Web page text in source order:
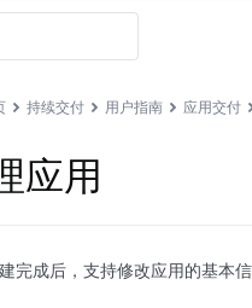
持续交付 用户指南 应用交付
应用
完成后，支持修改应用的基本